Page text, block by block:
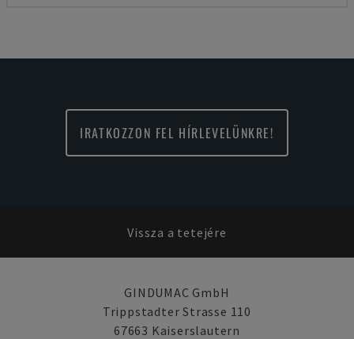
IRATKOZZON FEL HÍRLEVELÜNKRE!
Vissza a tetejére
GINDUMAC GmbH
Trippstadter Strasse 110
67663 Kaiserslautern